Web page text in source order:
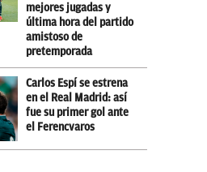
mejores jugadas y
última hora del partido
amistoso de
pretemporada
Carlos Espí se estrena
en el Real Madrid: así
fue su primer gol ante
el Ferencvaros